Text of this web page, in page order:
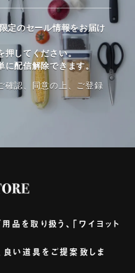
定のセール情報をお届け
押してください。
配信解除できます。
確認、同意の上、ご登録
品を取り扱う、「ワイヨット
い道具をご提案致しま